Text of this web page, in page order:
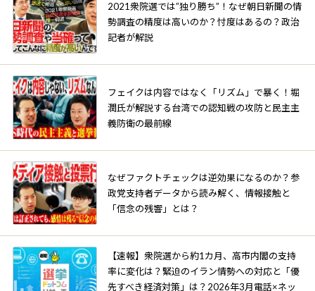
2021衆院選では”独り勝ち”！なぜ朝日新聞の情
勢調査の精度は高いのか？忖度はあるの？政治
記者が解説
フェイクは内容ではなく「リズム」で暴く！堀
潤氏が解説する台湾での認知戦の攻防と民主主
義防衛の最前線
なぜファクトチェックは逆効果になるのか？参
政党支持者データから読み解く、情報接触と
「信念の残響」とは？
【速報】衆院選から約1カ月、高市内閣の支持
率に変化は？緊迫のイラン情勢への対応と「優
先すべき経済対策」は？2026年3月電話×ネッ